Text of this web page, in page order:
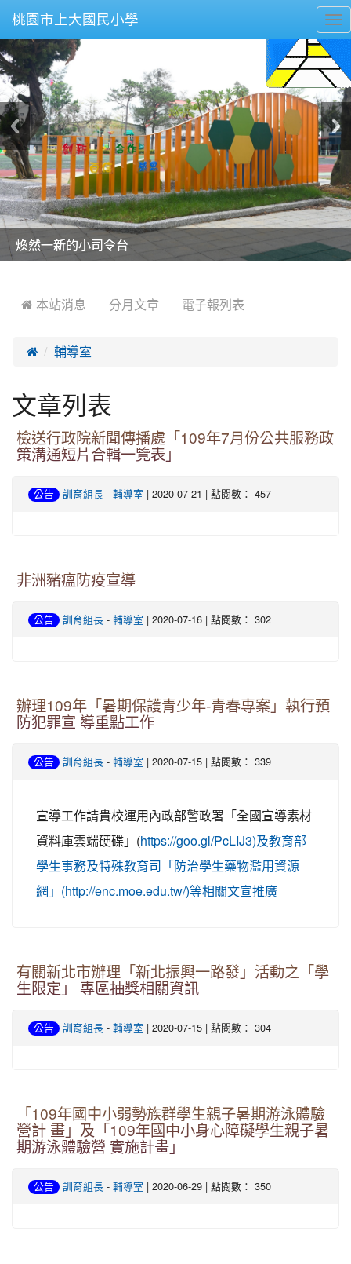
桃園市上大國民小學
美麗的操場是我們活力的來源
美麗的操場是我們活力的來源
煥然一新的小司令台
煥然一新的小司令台
富含桃園埤塘田園風光意象的中廊
富含桃園埤塘田園風光意象的中廊
嶄新的中庭廣場
嶄新的中庭廣場
水生池生生不息
水生池生生不息
 本站消息 分月文章 電子報列表
 輔導室
文章列表
檢送行政院新聞傳播處「109年7月份公共服務政
策溝通短片合輯一覽表」
公告 訓育組長 - 輔導室 | 2020-07-21 | 點閱數： 457
非洲豬瘟防疫宣導
公告 訓育組長 - 輔導室 | 2020-07-16 | 點閱數： 302
辦理109年「暑期保護青少年-青春專案」執行預
防犯罪宣 導重點工作
公告 訓育組長 - 輔導室 | 2020-07-15 | 點閱數： 339
宣導工作請貴校運用內政部警政署「全國宣導素材
資料庫雲端硬碟」(https://goo.gl/PcLIJ3)及教育部
學生事務及特殊教育司「防治學生藥物濫用資源
網」(http://enc.moe.edu.tw/)等相關文宣推廣
有關新北市辦理「新北振興一路發」活動之「學
生限定」 專區抽獎相關資訊
公告 訓育組長 - 輔導室 | 2020-07-15 | 點閱數： 304
「109年國中小弱勢族群學生親子暑期游泳體驗
營計 畫」及「109年國中小身心障礙學生親子暑
期游泳體驗營 實施計畫」
公告 訓育組長 - 輔導室 | 2020-06-29 | 點閱數： 350